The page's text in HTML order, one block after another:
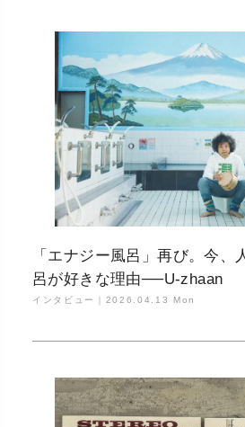
「エナジー風呂」再び。今、
呂が好きな理由──U-zhaan
インタビュー｜ 2026.04.13 Mon